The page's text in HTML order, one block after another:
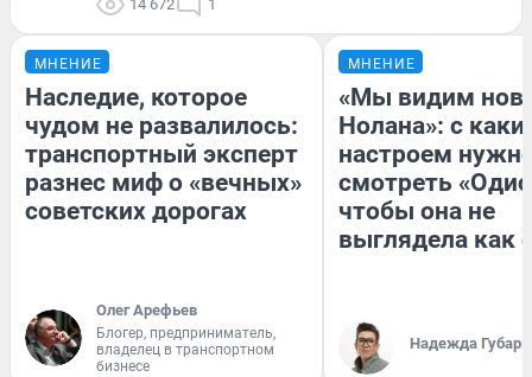
14 672 1
МНЕНИЕ
Наследие, которое
чудом не развалилось:
транспортный эксперт
разнес миф о «вечных»
советских дорогах
Олег Арефьев
Блогер, предприниматель,
владелец в транспортном
бизнесе
МНЕНИЕ
«Мы видим
Нолана»: с
настроем
смотреть
чтобы она не
выглядела как
Надежда Губарь